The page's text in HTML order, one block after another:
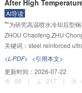
After High
Cooling
AI导读
“"为研究高温喷水冷却后型
（UHPC）的界面黏结性能"
个型钢UHPC试件并进行高
验，揭示了不同设计参数对
提出了喷水冷却后型钢
为型钢UHPC组合结构的灾
关键词： steel reinforced ultra-high performance concrete;high
<L-PDF> <引用本文>
更新时间： 2026-07-22
99
| 217 |